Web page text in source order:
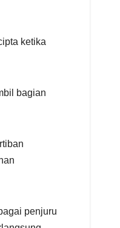
ketika
bagian
penjuru